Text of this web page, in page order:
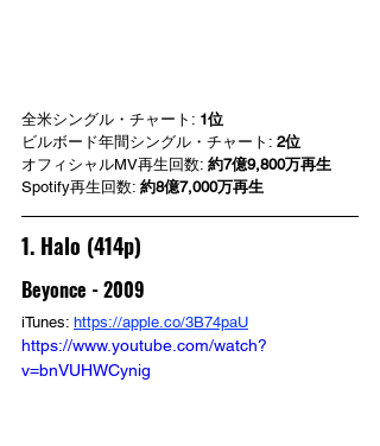
全米シングル・チャート: 1位
ビルボード年間シングル・チャート: 2位
オフィシャルMV再生回数: 約7億9,800万再生
Spotify再生回数: 約8億7,000万再生
1. Halo (414p)
Beyonce - 2009
iTunes: https://apple.co/3B74paU
https://www.youtube.com/watch?
v=bnVUHWCynig